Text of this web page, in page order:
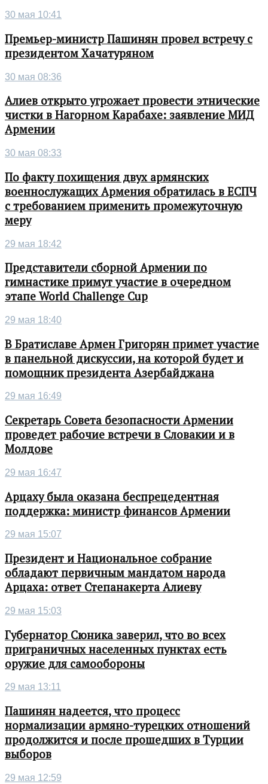
30 мая 10:41
Премьер-министр Пашинян провел встречу с
президентом Хачатуряном
30 мая 08:36
Алиев открыто угрожает провести этнические
чистки в Нагорном Карабахе: заявление МИД
Армении
30 мая 08:33
По факту похищения двух армянских
военнослужащих Армения обратилась в ЕСПЧ
с требованием применить промежуточную
меру
29 мая 18:42
Представители сборной Армении по
гимнастике примут участие в очередном
этапе World Challenge Cup
29 мая 18:40
В Братиславе Армен Григорян примет участие
в панельной дискуссии, на которой будет и
помощник президента Азербайджана
29 мая 16:49
Секретарь Совета безопасности Армении
проведет рабочие встречи в Словакии и в
Молдове
29 мая 16:47
Арцаху была оказана беспрецедентная
поддержка: министр финансов Армении
29 мая 15:07
Президент и Национальное собрание
обладают первичным мандатом народа
Арцаха: ответ Степанакерта Алиеву
29 мая 15:03
Губернатор Сюника заверил, что во всех
приграничных населенных пунктах есть
оружие для самообороны
29 мая 13:11
Пашинян надеется, что процесс
нормализации армяно-турецких отношений
продолжится и после прошедших в Турции
выборов
29 мая 12:59